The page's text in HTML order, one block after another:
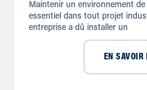
Maintenir un environnement
essentiel dans tout projet
entreprise a dû installer un
EN SAVOIR